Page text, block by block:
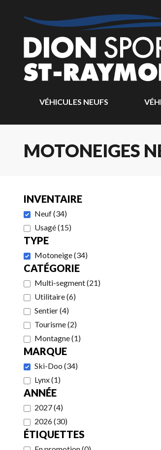
VÉHICULES NEUFS
MOTONEIGES
INVENTAIRE
Neuf(34)
Usagé(15)
TYPE
Motoneige(34)
CATÉGORIE
Multi-segment(21)
Utilitaire(6)
Sentier(4)
Tourisme(2)
Montagne(1)
MARQUE
Ski-Doo (34)
Lynx(1)
ANNÉE
2027(4)
2026(30)
ÉTIQUETTES